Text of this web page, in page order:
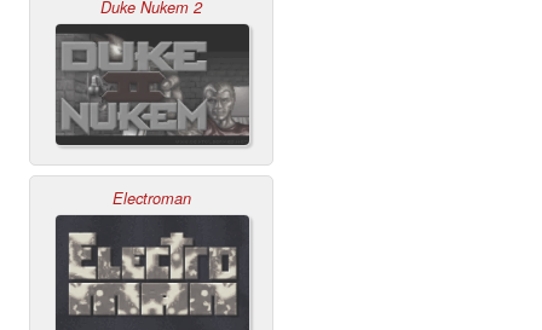
Duke Nukem 2
Electroman